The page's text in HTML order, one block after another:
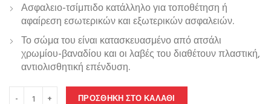
Ασφαλειο-τσίμπιδο κατάλληλο για τοποθέτηση ή
αφαίρεση εσωτερικών και εξωτερικών ασφαλειών.
Το σώμα του είναι κατασκευασμένο από ατσάλι
χρωμίου-βαναδίου και οι λαβές του διαθέτουν πλαστική,
αντιολισθητική επένδυση.
ΠΡΟΣΘΉΚΗ ΣΤΟ ΚΑΛΆΘΙ